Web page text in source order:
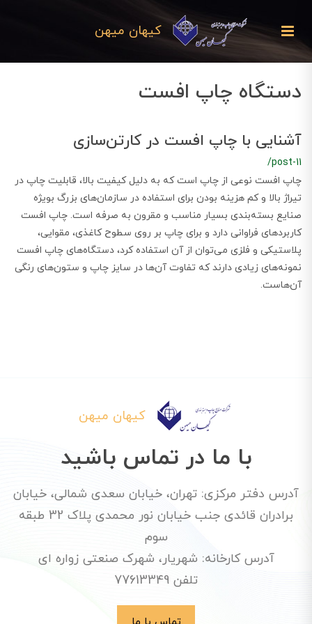
کیهان میهن
دستگاه چاپ افست
آشنایی با چاپ افست در کارتن‌سازی
/post-11
چاپ افست نوعی از چاپ است که به دلیل کیفیت بالا، قابلیت چاپ در
تیراژ بالا و کم هزینه بودن برای استفاده در سازمان‌های بزرگ بویژه
صنایع بسته‌بندی بسیار مناسب و مقرون به صرفه است. چاپ افست
کاربردهای فراوانی دارد و برای چاپ بر روی سطوح کاغذی، مقوایی،
پلاستیکی و فلزی می‌توان از آن استفاده کرد، دستگاه‌های چاپ افست
نمونه‌های زیادی دارند که تفاوت آن‌ها در سایز چاپ و ستون‌های رنگی
آن‌هاست.
کیهان میهن
با ما در تماس باشید
آدرس دفتر مرکزی: تهران، خیابان سعدی شمالی، خیابان
برادران قائدی جنب خیابان نور محمدی پلاک 32 طبقه
سوم
آدرس کارخانه: شهریار، شهرک صنعتی زواره ای
تلفن 77613349